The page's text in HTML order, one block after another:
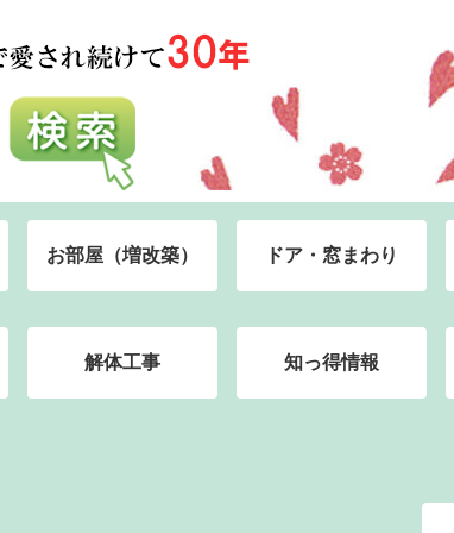
お部屋（増改築） ドア・窓まわり
解体工事 知っ得情報